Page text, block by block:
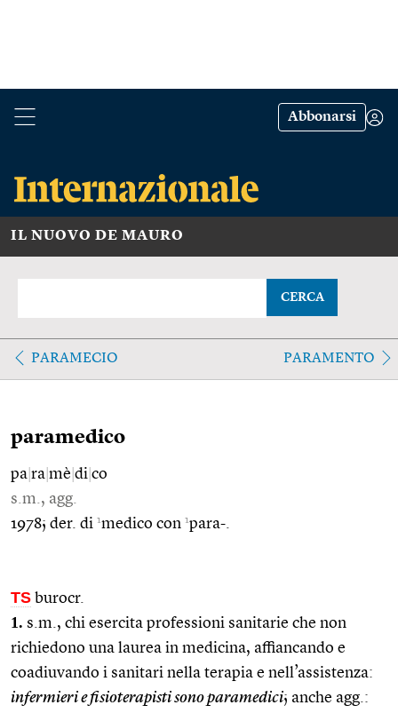
Abbonarsi
IL NUOVO DE MAURO
CERCA
PARAMECIO PARAMENTO
paramedico
pa ra mè di co
s.m., agg.
1978; der. di 1medico con 1para-.
TS burocr.
1. s.m., chi esercita professioni sanitarie che non
richiedono una laurea in medicina, affiancando e
coadiuvando i sanitari nella terapia e nell’assistenza:
infermieri e fisioterapisti sono paramedici; anche agg.: